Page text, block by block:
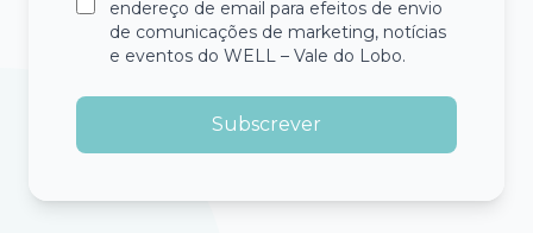
endereço de email para efeitos de envio
de comunicações de marketing, notícias
e eventos do WELL – Vale do Lobo.
Subscrever